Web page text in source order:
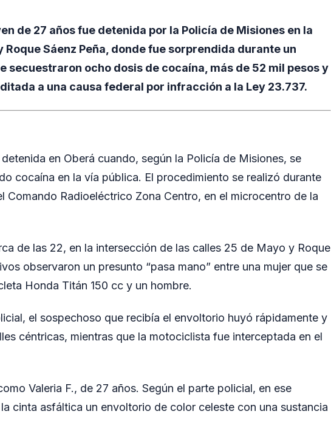
de 27 años fue detenida por la Policía de Misiones en la
Roque Sáenz Peña, donde fue sorprendida durante un
secuestraron ocho dosis de cocaína, más de 52 mil pesos y
a una causa federal por infracción a la Ley 23.737.
en Oberá cuando, según la Policía de Misiones, se
cocaína en la vía pública. El procedimiento se realizó durante
Comando Radioeléctrico Zona Centro, en el microcentro de la
de las 22, en la intersección de las calles 25 de Mayo y Roque
observaron un presunto “pasa mano” entre una mujer que se
Honda Titán 150 cc y un hombre.
el sospechoso que recibía el envoltorio huyó rápidamente y
céntricas, mientras que la motociclista fue interceptada en el
Valeria F., de 27 años. Según el parte policial, en ese
cinta asfáltica un envoltorio de color celeste con una sustancia